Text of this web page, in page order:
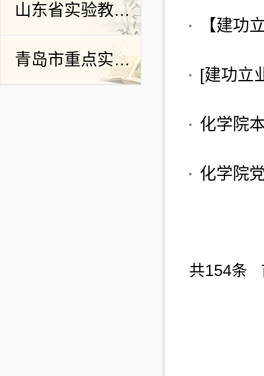
山东省实验教学示范中心
青岛市重点实验室
化学院